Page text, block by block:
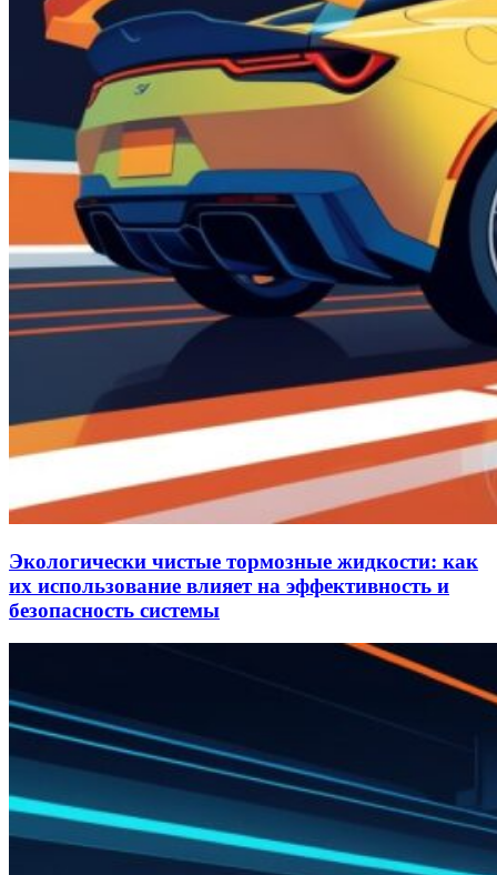
Экологически чистые тормозные жидкости: как
их использование влияет на эффективность и
безопасность системы